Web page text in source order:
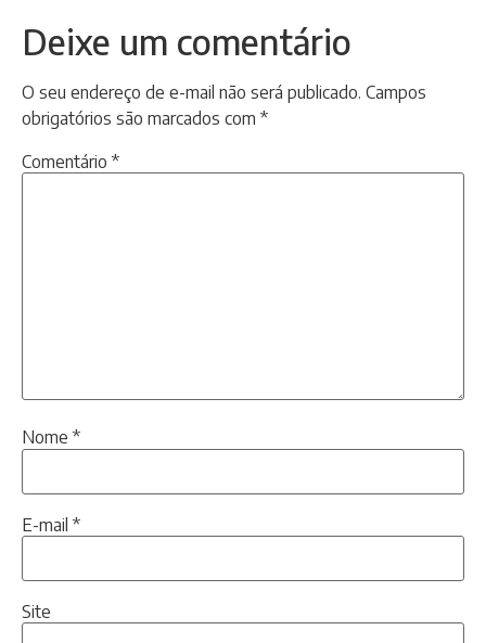
Deixe um comentário
O seu endereço de e-mail não será publicado. Campos
obrigatórios são marcados com *
Comentário *
Nome *
E-mail *
Site